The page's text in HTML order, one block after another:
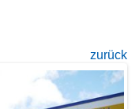
zurück